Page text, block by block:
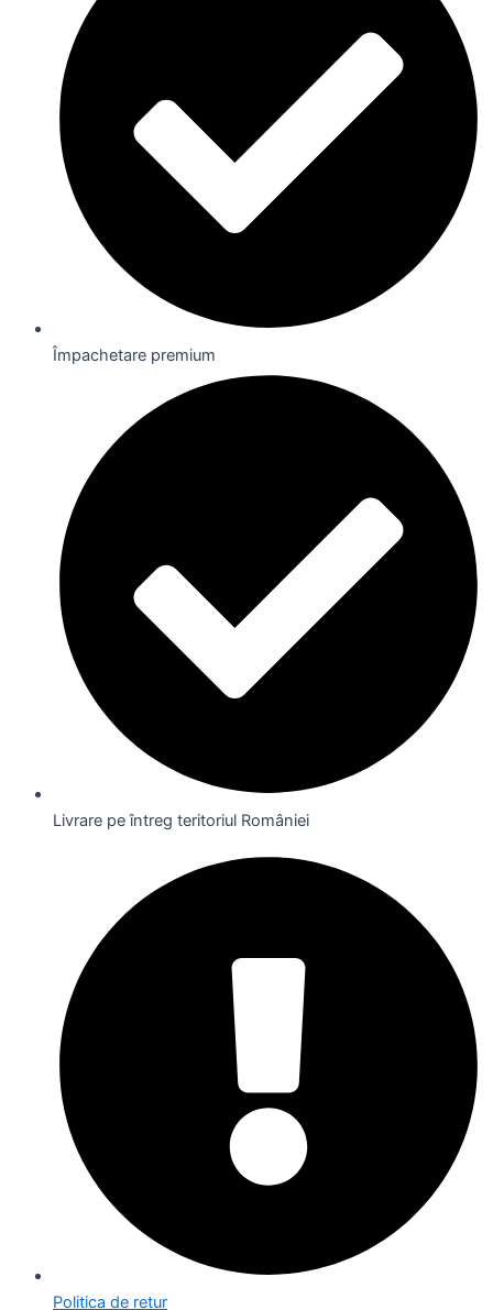
Împachetare premium
Livrare pe întreg teritoriul României
Politica de retur